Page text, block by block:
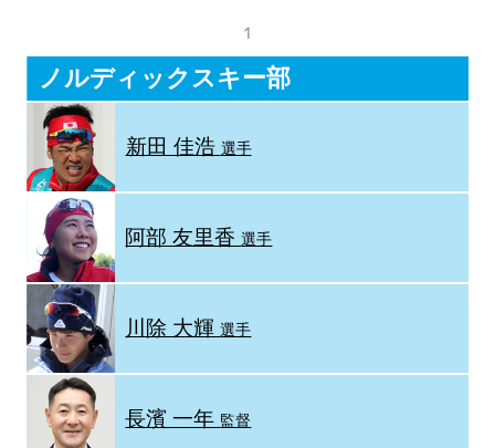
1
ノルディックスキー部
新田 佳浩 選手
阿部 友里香選手
川除 大輝選手
長濱 一年 監督